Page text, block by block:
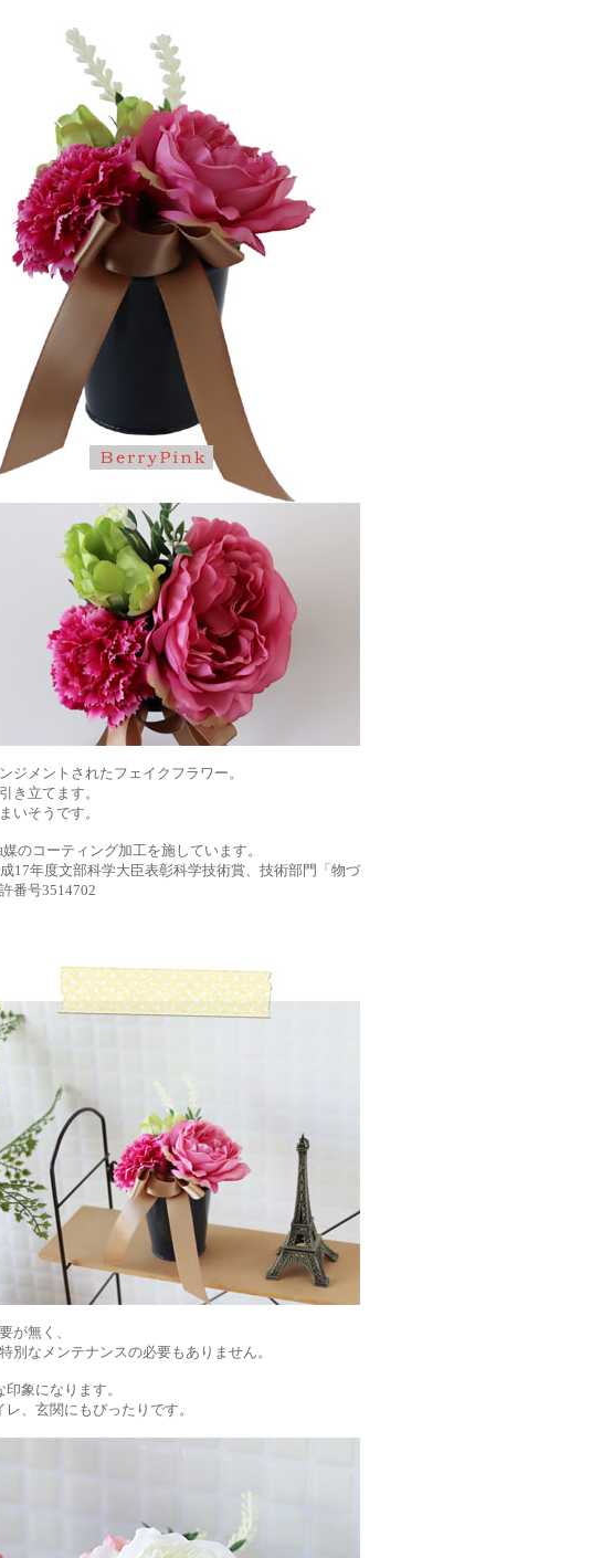
ジメントされたフェイクフラワー。
き立てます。
いそうです。
のコーティング加工を施しています。
17年度文部科学大臣表彰科学技術賞、技術部門「物づ
番号3514702
が無く、
なメンテナンスの必要もありません。
象になります。
、玄関にもぴったりです。